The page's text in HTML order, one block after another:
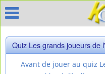
Quiz Les grands joueurs de
Avant de jouer au quiz